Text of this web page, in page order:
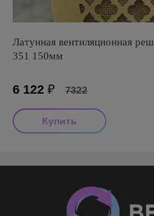
Латунная вентиляционная
351 150мм
6 122 ₽ 7322